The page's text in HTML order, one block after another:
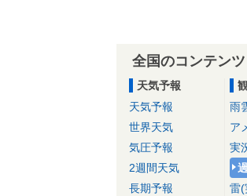
全国のコンテンツ
天気予報
天気予報
世界天気
気圧予報
2週間天気
長期予報
雨
ア
実
雷(